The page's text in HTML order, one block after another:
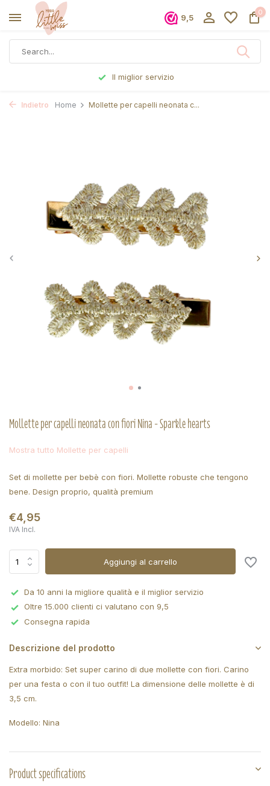
9,5
0
Il miglior servizio
Indietro Home Mollette per capelli neonata c...
Mollette per capelli neonata con fiori Nina - Sparkle hearts
Mostra tutto Mollette per capelli
Set di mollette per bebè con fiori. Mollette robuste che tengono
bene. Design proprio, qualità premium
€4,95
IVA Incl.
Aggiungi al carrello
Da 10 anni la migliore qualità e il miglior servizio
Oltre 15.000 clienti ci valutano con 9,5
Consegna rapida
Descrizione del prodotto
Extra morbido: Set super carino di due mollette con fiori. Carino
per una festa o con il tuo outfit! La dimensione delle mollette è di
3,5 cm.
Modello: Nina
Product specifications